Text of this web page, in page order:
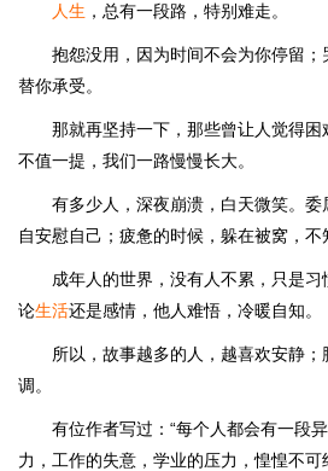
人生 ，总有一段路，特别难走。
抱怨没用，因为时间不会为你停留
替你承受。
那就再坚持一下，那些曾让人觉得
不值一提，我们一路慢慢长大。
有多少人，深夜崩溃，白天微笑。
自安慰自己；疲惫的时候，躲在被窝，不
成年人的世界，没有人不累，只是
论生活还是感情，他人难悟，冷暖自知。
所以，故事越多的人，越喜欢安静
调。
有位作者写过：“每个人都会有一段
力，工作的失意，学业的压力，惶惶不